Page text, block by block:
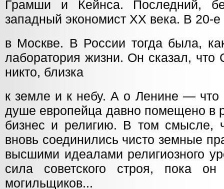
Грамши и Кейнса. Последний,
западный экономист ХХ века. В 20-е
в Москве. В России тогда была,
лаборатория жизни. Он сказал, что
никто, близка
к земле и к небу. А о Ленине — что
душе европейца давно помещено в
бизнес и религию. В том смысле,
вновь соединились чисто земные
высшими идеалами религиозного
сила советского строя, пока
могильщиков...